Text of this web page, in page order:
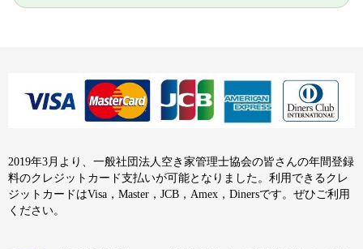
2019年3月より、一般社団法人空き家管理士協会の皆さんの年間登録
料のクレジットカード支払いが可能となりました。利用できるクレ
ジットカードはVisa，Master，JCB，Amex，Dinersです。ぜひご利用
ください。